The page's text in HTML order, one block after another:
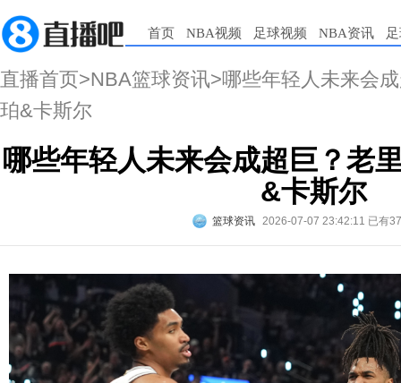
首页 NBA视频 足球视频 NBA资讯
直播首页>NBA篮球资讯>哪些年轻人未来会
珀&卡斯尔
哪些年轻人未来会成超巨？老
&卡斯尔
篮球资讯 2026-07-07 23:42:11 已有